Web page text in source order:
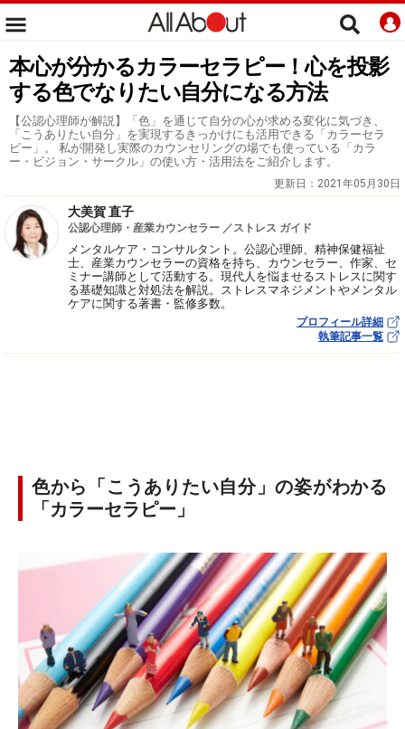
本心が分かるカラーセラピー！心を投影
する色でなりたい自分になる方法
【公認心理師が解説】「色」を通じて自分の心が求める変化に気づき、
「こうありたい自分」を実現するきっかけにも活用できる「カラーセラ
ピー」。 私が開発し実際のカウンセリングの場でも使っている「カラ
ー・ビジョン・サークル」の使い方・活用法をご紹介します。
更新日： 2021年05月30日
大美賀 直子
公認心理師・産業カウンセラー ／ストレス ガイド
メンタルケア・コンサルタント。公認心理師、精神保健福祉
士、産業カウンセラーの資格を持ち、カウンセラー、作家、セ
ミナー講師として活動する。現代人を悩ませるストレスに関す
る基礎知識と対処法を解説。ストレスマネジメントやメンタル
ケアに関する著書・監修多数。
プロフィール詳細
執筆記事一覧
色から「こうありたい自分」の姿がわかる
「カラーセラピー」